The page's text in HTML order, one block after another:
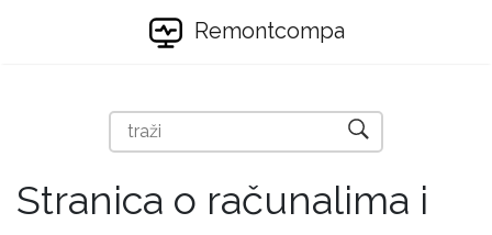
Remontcompa
Stranica o računalima i